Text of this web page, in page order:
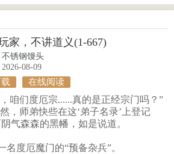
家，不讲道义(1-667)
不锈钢馒头
08-09
在线阅读
咱们度厄宗......真的是正经宗门吗？”
，师弟快些在这‘弟子名录’上登记
气森森的黑幡，如是说道。
度厄魔门的“预备杂兵”。